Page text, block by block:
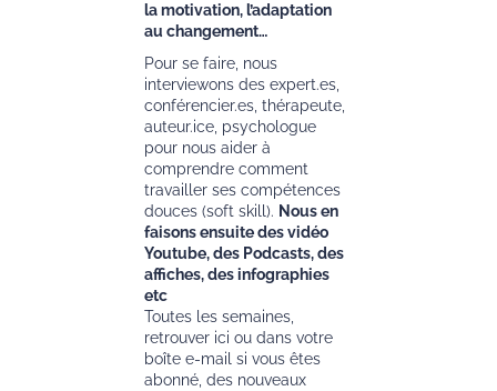
la motivation, l’adaptation
au changement…
Pour se faire, nous
interviewons des expert.es,
conférencier.es, thérapeute,
auteur.ice, psychologue
pour nous aider à
comprendre comment
travailler ses compétences
douces (soft skill). Nous en
faisons ensuite des vidéo
Youtube, des Podcasts, des
affiches, des infographies
etc
Toutes les semaines,
retrouver ici ou dans votre
boîte e-mail si vous êtes
abonné, des nouveaux